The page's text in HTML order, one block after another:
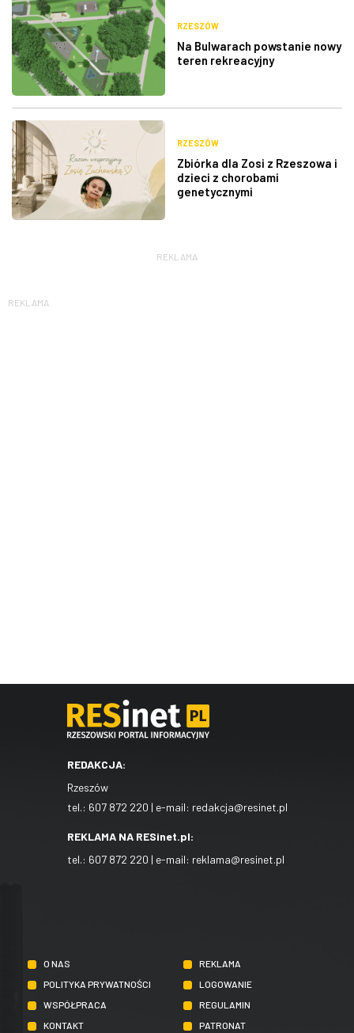
RZESZÓW
Na Bulwarach powstanie nowy
teren rekreacyjny
RZESZÓW
Zbiórka dla Zosi z Rzeszowa i
dzieci z chorobami
genetycznymi
REKLAMA
REKLAMA
REDAKCJA:
Rzeszów
tel.: 607 872 220 | e-mail: redakcja@resinet.pl
REKLAMA NA RESinet.pl:
tel.: 607 872 220 | e-mail: reklama@resinet.pl
O NAS
REKLAMA
POLITYKA PRYWATNOŚCI
LOGOWANIE
WSPÓŁPRACA
REGULAMIN
KONTAKT
PATRONAT